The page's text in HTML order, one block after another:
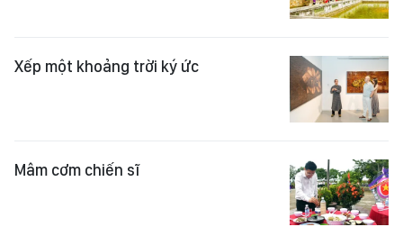
Xếp một khoảng trời ký ức
Mâm cơm chiến sĩ